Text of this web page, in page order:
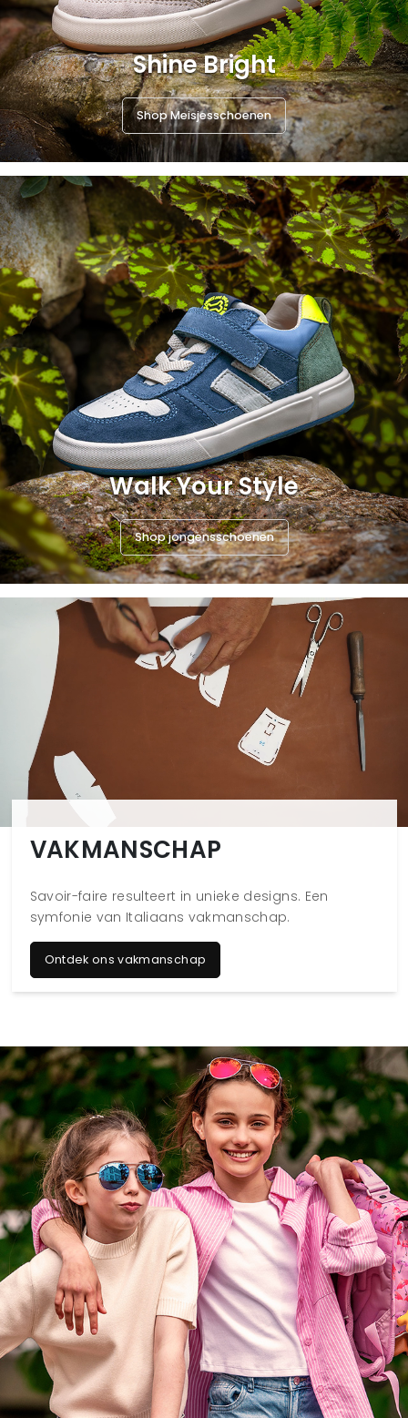
Shine Bright
Shop Meisjesschoenen
Walk Your Style
Shop jongensschoenen
VAKMANSCHAP
Savoir-faire resulteert in unieke designs. Een
symfonie van Italiaans vakmanschap.
Ontdek ons vakmanschap